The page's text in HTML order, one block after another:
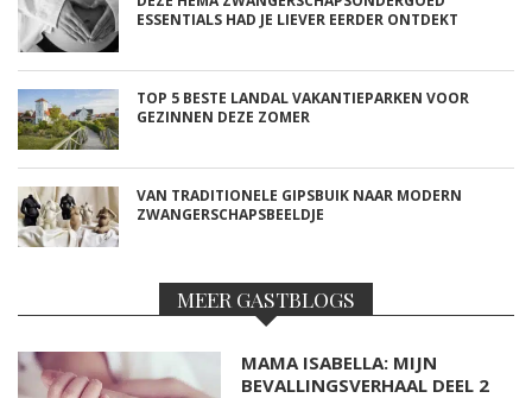
ESSENTIALS HAD JE LIEVER EERDER ONTDEKT
TOP 5 BESTE LANDAL VAKANTIEPARKEN VOOR
GEZINNEN DEZE ZOMER
VAN TRADITIONELE GIPSBUIK NAAR MODERN
ZWANGERSCHAPSBEELDJE
MEER GASTBLOGS
MAMA ISABELLA: MIJN
BEVALLINGSVERHAAL DEEL 2